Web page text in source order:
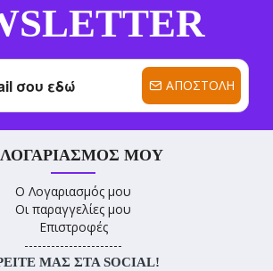
ΑΠΟΣΤΟΛΉ
ΜΟΥ
Ο Λογαριασμός μου
Οι παραγγελίες μου
Επιστροφές
----------------------
ΜΑΣ ΣΤΑ SOCIAL!